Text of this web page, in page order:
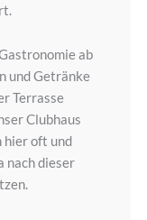
ab
und Getränke
Terrasse
Clubhaus
hier oft und
nach dieser